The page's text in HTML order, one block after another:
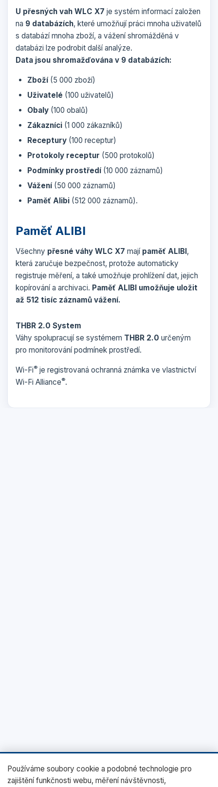
U přesných vah WLC X7 je systém informací založen
na 9 databázích, které umožňují práci mnoha uživatelů
s databází mnoha zboží, a vážení shromážděná v
databázi lze podrobit další analýze.
Data jsou shromažďována v 9 databázích:
Zboží(5 000 zboží)
Uživatelé (100 uživatelů)
Obaly (100 obalů)
Zákazníci (1 000 zákazníků)
Receptury (100 receptur)
Protokoly receptur (500 protokolů)
Podmínky prostředí(10 000 záznamů)
Vážení(50 000 záznamů)
Paměť Alibi (512 000 záznamů).
Paměť ALIBI
Všechny přesné váhy WLC X7 mají paměť ALIBI,
která zaručuje bezpečnost, protože automaticky
registruje měření, a také umožňuje prohlížení dat, jejich
kopírování a archivaci. Paměť ALIBI umožňuje uložit
až 512 tisíc záznamů vážení.
THBR 2.0 System
Váhy spolupracují se systémem THBR 2.0 určeným
pro monitorování podmínek prostředí.
Wi-Fi® je registrovaná ochranná známka ve vlastnictví
Wi-Fi Alliance®.
Používáme soubory cookie a podobné technologie pro
zajištění funkčnosti webu, měření návštěvnosti,